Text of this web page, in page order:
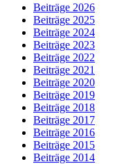
Beiträge 2026
Beiträge 2025
Beiträge 2024
Beiträge 2023
Beiträge 2022
Beiträge 2021
Beiträge 2020
Beiträge 2019
Beiträge 2018
Beiträge 2017
Beiträge 2016
Beiträge 2015
Beiträge 2014